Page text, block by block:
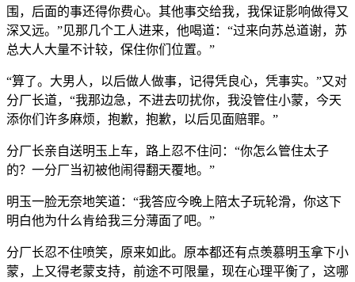
围，后面的事还得你费心。其他事交给我，我保证影响做得又
深又远。”见那几个工人进来，他喝道：“过来向苏总道谢，苏
总大人大量不计较，保住你们位置。”
“算了。大男人，以后做人做事，记得凭良心，凭事实。”又对
分厂长道，“我那边急，不进去叨扰你，我没管住小蒙，今天
添你们许多麻烦，抱歉，抱歉，以后见面赔罪。”
分厂长亲自送明玉上车，路上忍不住问：“你怎么管住太子
的？一分厂当初被他闹得翻天覆地。”
明玉一脸无奈地笑道：“我答应今晚上陪太子玩轮滑，你这下
明白他为什么肯给我三分薄面了吧。”
分厂长忍不住喷笑，原来如此。原本都还有点羡慕明玉拿下小
蒙，上又得老蒙支持，前途不可限量，现在心理平衡了，这哪